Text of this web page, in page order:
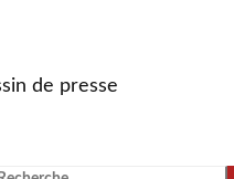
de presse